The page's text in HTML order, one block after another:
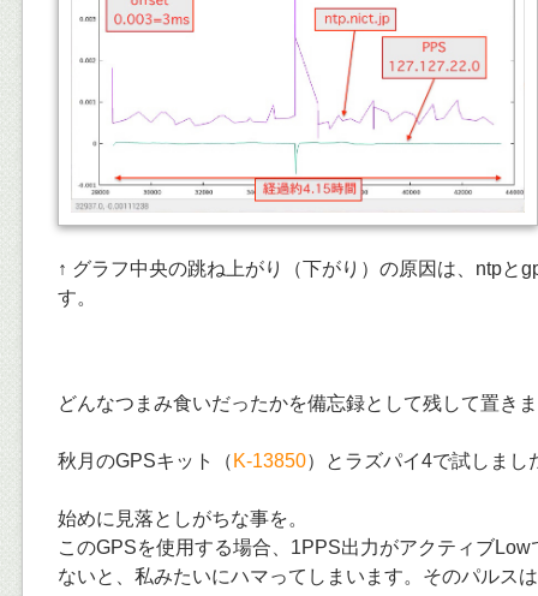
↑ グラフ中央の跳ね上がり（下がり）の原因は、ntpと
す。
どんなつまみ食いだったかを備忘録として残して置き
秋月のGPSキット（ K-13850）とラズパイ4で試しまし
始めに見落としがちな事を。
このGPSを使用する場合、1PPS出力がアクティブ
ないと、私みたいにハマってしまいます。そのパルス